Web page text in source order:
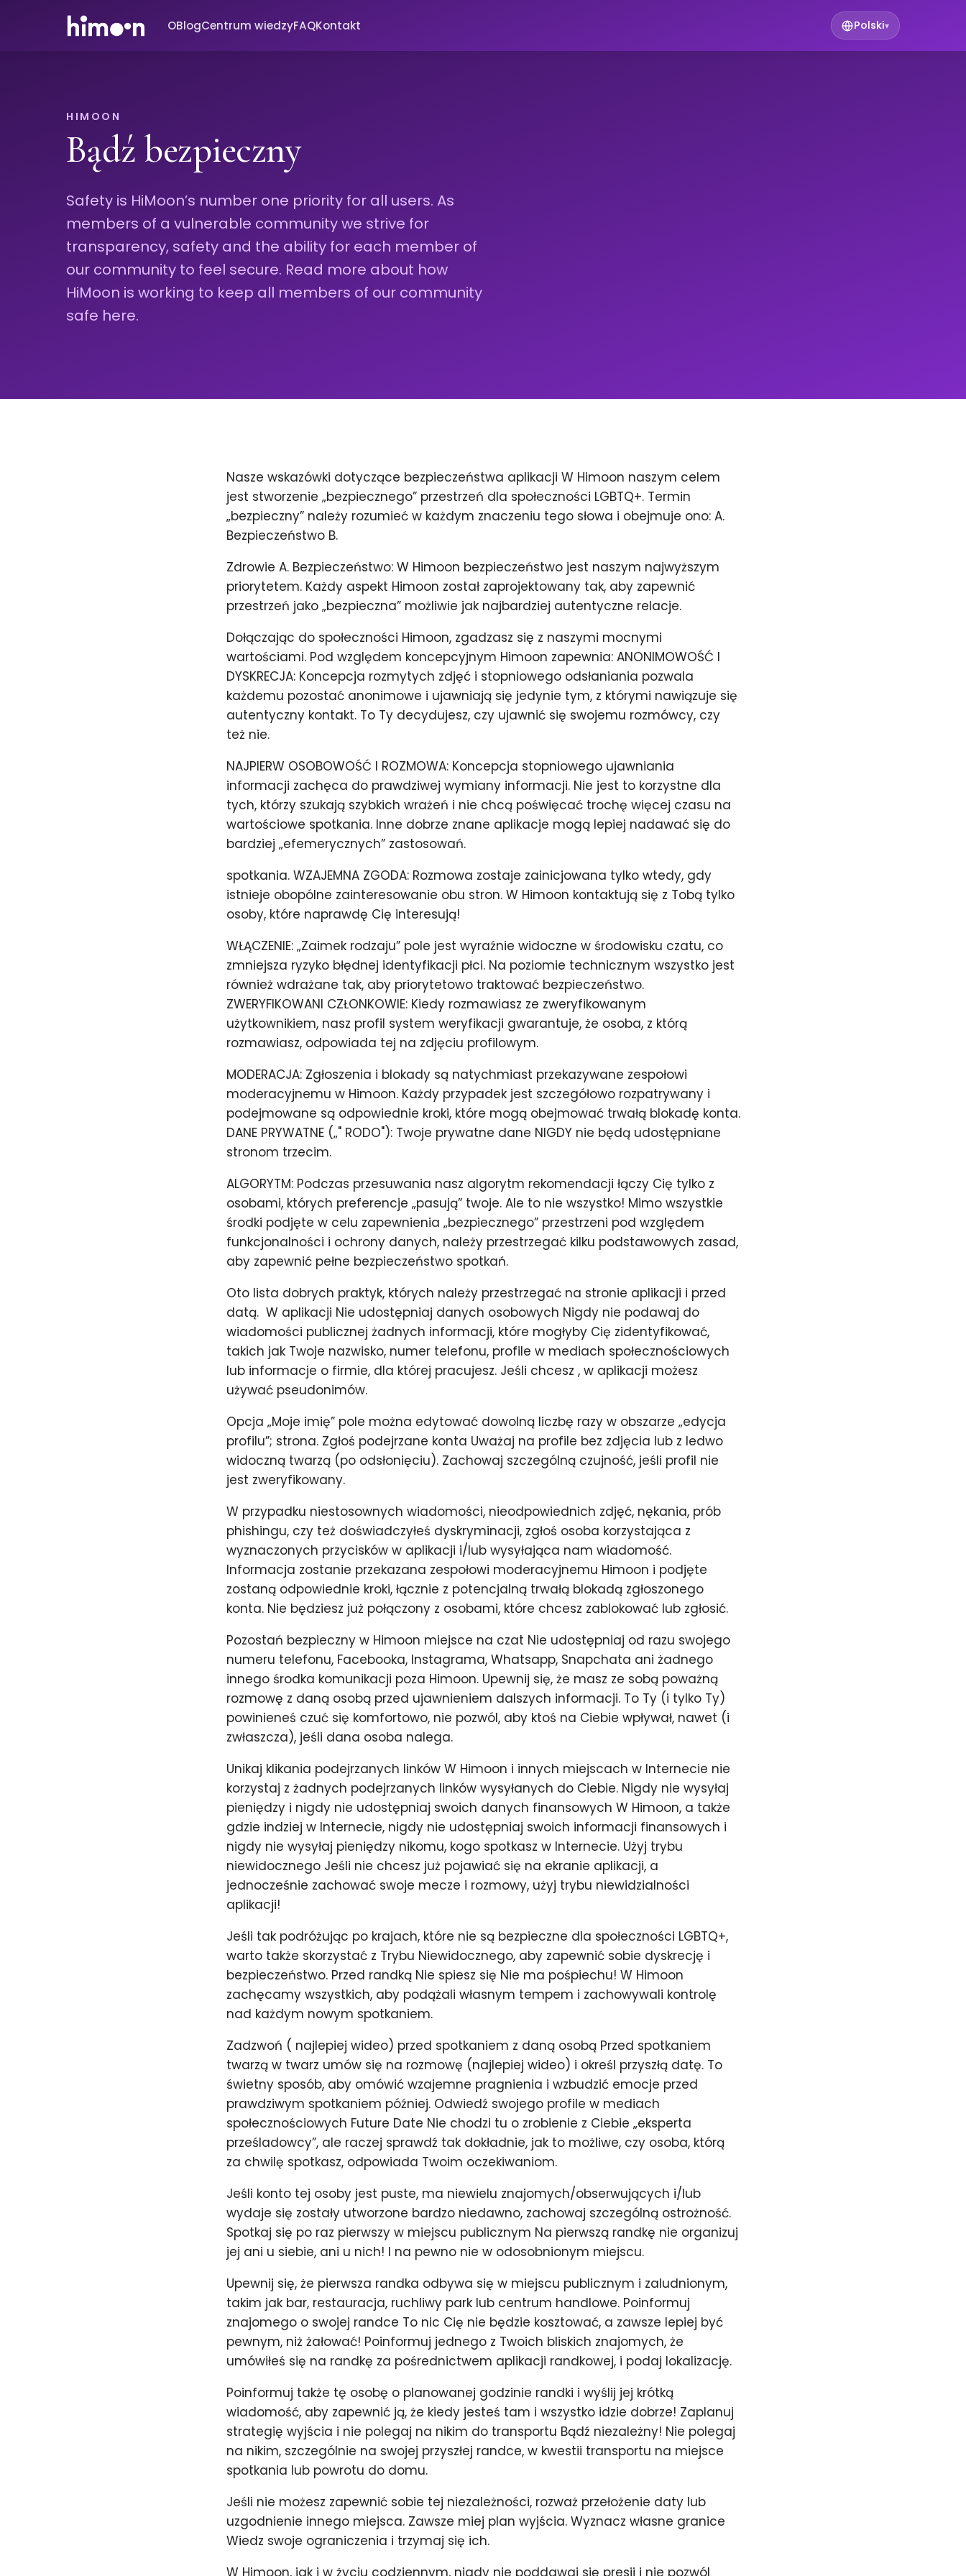
OBlogCentrum wiedzyFAQKontakt Polski▾
HIMOON
Bądź bezpieczny
Safety is HiMoon’s number one priority for all users. As
members of a vulnerable community we strive for
transparency, safety and the ability for each member of
our community to feel secure. Read more about how
HiMoon is working to keep all members of our community
safe here.
Nasze wskazówki dotyczące bezpieczeństwa aplikacji W Himoon naszym celem
jest stworzenie „bezpiecznego” przestrzeń dla społeczności LGBTQ+. Termin
„bezpieczny” należy rozumieć w każdym znaczeniu tego słowa i obejmuje ono: A.
Bezpieczeństwo B.
Zdrowie A. Bezpieczeństwo: W Himoon bezpieczeństwo jest naszym najwyższym
priorytetem. Każdy aspekt Himoon został zaprojektowany tak, aby zapewnić
przestrzeń jako „bezpieczna” możliwie jak najbardziej autentyczne relacje.
Dołączając do społeczności Himoon, zgadzasz się z naszymi mocnymi
wartościami. Pod względem koncepcyjnym Himoon zapewnia: ANONIMOWOŚĆ I
DYSKRECJA: Koncepcja rozmytych zdjęć i stopniowego odsłaniania pozwala
każdemu pozostać anonimowe i ujawniają się jedynie tym, z którymi nawiązuje się
autentyczny kontakt. To Ty decydujesz, czy ujawnić się swojemu rozmówcy, czy
też nie.
NAJPIERW OSOBOWOŚĆ I ROZMOWA: Koncepcja stopniowego ujawniania
informacji zachęca do prawdziwej wymiany informacji. Nie jest to korzystne dla
tych, którzy szukają szybkich wrażeń i nie chcą poświęcać trochę więcej czasu na
wartościowe spotkania. Inne dobrze znane aplikacje mogą lepiej nadawać się do
bardziej „efemerycznych” zastosowań.
spotkania. WZAJEMNA ZGODA: Rozmowa zostaje zainicjowana tylko wtedy, gdy
istnieje obopólne zainteresowanie obu stron. W Himoon kontaktują się z Tobą tylko
osoby, które naprawdę Cię interesują!
WŁĄCZENIE: „Zaimek rodzaju” pole jest wyraźnie widoczne w środowisku czatu, co
zmniejsza ryzyko błędnej identyfikacji płci. Na poziomie technicznym wszystko jest
również wdrażane tak, aby priorytetowo traktować bezpieczeństwo.
ZWERYFIKOWANI CZŁONKOWIE: Kiedy rozmawiasz ze zweryfikowanym
użytkownikiem, nasz profil system weryfikacji gwarantuje, że osoba, z którą
rozmawiasz, odpowiada tej na zdjęciu profilowym.
MODERACJA: Zgłoszenia i blokady są natychmiast przekazywane zespołowi
moderacyjnemu w Himoon. Każdy przypadek jest szczegółowo rozpatrywany i
podejmowane są odpowiednie kroki, które mogą obejmować trwałą blokadę konta.
DANE PRYWATNE („" RODO"): Twoje prywatne dane NIGDY nie będą udostępniane
stronom trzecim.
ALGORYTM: Podczas przesuwania nasz algorytm rekomendacji łączy Cię tylko z
osobami, których preferencje „pasują” twoje. Ale to nie wszystko! Mimo wszystkie
środki podjęte w celu zapewnienia „bezpiecznego” przestrzeni pod względem
funkcjonalności i ochrony danych, należy przestrzegać kilku podstawowych zasad,
aby zapewnić pełne bezpieczeństwo spotkań.
Oto lista dobrych praktyk, których należy przestrzegać na stronie aplikacji i przed
datą. ​ W aplikacji Nie udostępniaj danych osobowych Nigdy nie podawaj do
wiadomości publicznej żadnych informacji, które mogłyby Cię zidentyfikować,
takich jak Twoje nazwisko, numer telefonu, profile w mediach społecznościowych
lub informacje o firmie, dla której pracujesz. Jeśli chcesz , w aplikacji możesz
używać pseudonimów.
Opcja „Moje imię” pole można edytować dowolną liczbę razy w obszarze „edycja
profilu”; strona. Zgłoś podejrzane konta Uważaj na profile bez zdjęcia lub z ledwo
widoczną twarzą (po odsłonięciu). Zachowaj szczególną czujność, jeśli profil nie
jest zweryfikowany.
W przypadku niestosownych wiadomości, nieodpowiednich zdjęć, nękania, prób
phishingu, czy też doświadczyłeś dyskryminacji, zgłoś osoba korzystająca z
wyznaczonych przycisków w aplikacji i/lub wysyłająca nam wiadomość.
Informacja zostanie przekazana zespołowi moderacyjnemu Himoon i podjęte
zostaną odpowiednie kroki, łącznie z potencjalną trwałą blokadą zgłoszonego
konta. Nie będziesz już połączony z osobami, które chcesz zablokować lub zgłosić.
Pozostań bezpieczny w Himoon miejsce na czat Nie udostępniaj od razu swojego
numeru telefonu, Facebooka, Instagrama, Whatsapp, Snapchata ani żadnego
innego środka komunikacji poza Himoon. Upewnij się, że masz ze sobą poważną
rozmowę z daną osobą przed ujawnieniem dalszych informacji. To Ty (i tylko Ty)
powinieneś czuć się komfortowo, nie pozwól, aby ktoś na Ciebie wpływał, nawet (i
zwłaszcza), jeśli dana osoba nalega.
Unikaj klikania podejrzanych linków W Himoon i innych miejscach w Internecie nie
korzystaj z żadnych podejrzanych linków wysyłanych do Ciebie. Nigdy nie wysyłaj
pieniędzy i nigdy nie udostępniaj swoich danych finansowych W Himoon, a także
gdzie indziej w Internecie, nigdy nie udostępniaj swoich informacji finansowych i
nigdy nie wysyłaj pieniędzy nikomu, kogo spotkasz w Internecie. Użyj trybu
niewidocznego Jeśli nie chcesz już pojawiać się na ekranie aplikacji, a
jednocześnie zachować swoje mecze i rozmowy, użyj trybu niewidzialności
aplikacji!
Jeśli tak podróżując po krajach, które nie są bezpieczne dla społeczności LGBTQ+,
warto także skorzystać z Trybu Niewidocznego, aby zapewnić sobie dyskrecję i
bezpieczeństwo. Przed randką Nie spiesz się Nie ma pośpiechu! W Himoon
zachęcamy wszystkich, aby podążali własnym tempem i zachowywali kontrolę
nad każdym nowym spotkaniem.
Zadzwoń ( najlepiej wideo) przed spotkaniem z daną osobą Przed spotkaniem
twarzą w twarz umów się na rozmowę (najlepiej wideo) i określ przyszłą datę. To
świetny sposób, aby omówić wzajemne pragnienia i wzbudzić emocje przed
prawdziwym spotkaniem później. Odwiedź swojego profile w mediach
społecznościowych Future Date Nie chodzi tu o zrobienie z Ciebie „eksperta
prześladowcy”, ale raczej sprawdź tak dokładnie, jak to możliwe, czy osoba, którą
za chwilę spotkasz, odpowiada Twoim oczekiwaniom.
Jeśli konto tej osoby jest puste, ma niewielu znajomych/obserwujących i/lub
wydaje się zostały utworzone bardzo niedawno, zachowaj szczególną ostrożność.
Spotkaj się po raz pierwszy w miejscu publicznym Na pierwszą randkę nie organizuj
jej ani u siebie, ani u nich! I na pewno nie w odosobnionym miejscu.
Upewnij się, że pierwsza randka odbywa się w miejscu publicznym i zaludnionym,
takim jak bar, restauracja, ruchliwy park lub centrum handlowe. Poinformuj
znajomego o swojej randce To nic Cię nie będzie kosztować, a zawsze lepiej być
pewnym, niż żałować! Poinformuj jednego z Twoich bliskich znajomych, że
umówiłeś się na randkę za pośrednictwem aplikacji randkowej, i podaj lokalizację.
Poinformuj także tę osobę o planowanej godzinie randki i wyślij jej krótką
wiadomość, aby zapewnić ją, że kiedy jesteś tam i wszystko idzie dobrze! Zaplanuj
strategię wyjścia i nie polegaj na nikim do transportu Bądź niezależny! Nie polegaj
na nikim, szczególnie na swojej przyszłej randce, w kwestii transportu na miejsce
spotkania lub powrotu do domu.
Jeśli nie możesz zapewnić sobie tej niezależności, rozważ przełożenie daty lub
uzgodnienie innego miejsca. Zawsze miej plan wyjścia. Wyznacz własne granice
Wiedz swoje ograniczenia i trzymaj się ich.